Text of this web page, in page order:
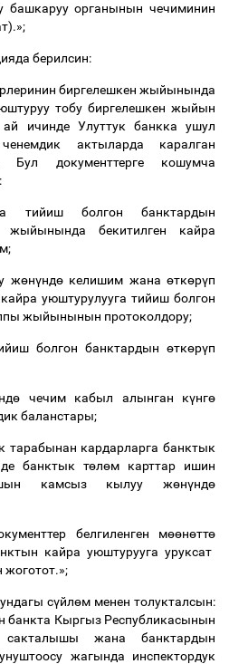
башкаруу органынын чечиминин
берилсин:
биргелешкен жыйынында
тобу биргелешкен жыйын
ичинде Улуттук банкка ушул
актыларда каралган
Бул документтерге кошумча
тийиш болгон банктардын
жыйынында бекитилген кайра
жөнүндөкелишим жанаөткөрүп
уюштурулууга тийиш болгон
жыйынынын протоколдору;
болгон банктардын өткөрүп
ндө чечим кабыл алынган күнгө
баланстары;
тарабынан кардарларга банктык
банктык төлөм карттар ишин
камсыз кылуу жөнүндө
белгиленген мөөнөттө
кайра уюштурууга уруксат
жоготот.»;
сүйлөм менен толукталсын:
банкта Кыргыз Республикасынын
жана банктардын
жагында инспектордук